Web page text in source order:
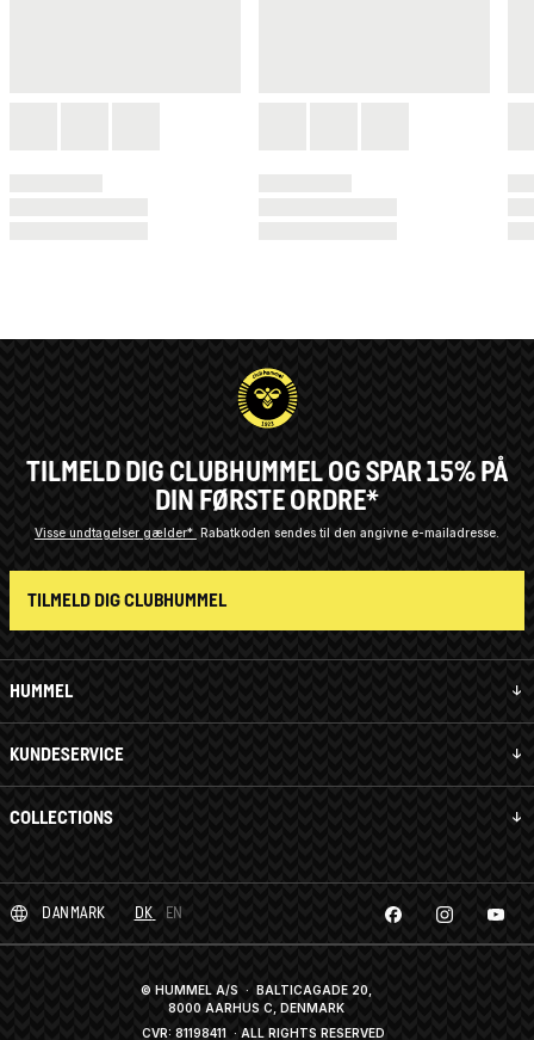
HUMMEL
KUNDESERVICE
COLLECTIONS
TILMELD DIG CLUBHUMMEL OG SPAR 15% PÅ
DIN FØRSTE ORDRE*
Visse undtagelser gælder* Rabatkoden sendes til den angivne e-mailadresse.
TILMELD DIG CLUBHUMMEL
DANMARK DK EN
© HUMMEL A/S · BALTICAGADE 20,
8000 AARHUS C, DENMARK
CVR: 81198411· ALL RIGHTS RESERVED